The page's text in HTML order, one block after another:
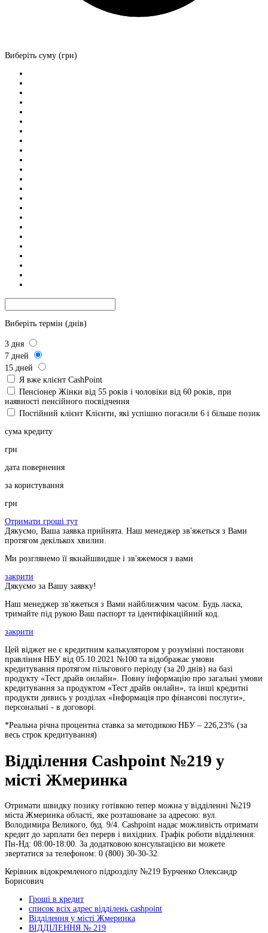
Виберіть суму (грн)
Виберіть термін (днів)
3 дня
7 дней
15 дней
Я вже клієнт CashPoint
Пенсіонер Жінки від 55 років і чоловіки від 60 років, при
наявності пенсійного посвідчення
Постійний клієнт Клієнти, які успішно погасили 6 і більше позик
сума кредиту
грн
дата повернення
за користування
грн
Отримати гроші тут
Дякуємо, Ваша заявка прийнята. Наш менеджер зв'яжеться з Вами
протягом декількох хвилин.
Ми розглянемо її якнайшвидше і зв'яжемося з вами
закрити
Дякуємо за Вашу заявку!
Наш менеджер зв'яжеться з Вами найближчим часом. Будь ласка,
тримайте під рукою Ваш паспорт та ідентифікаційний код.
закрити
Цей віджет не є кредитним калькулятором у розумінні постанови
правління НБУ від 05.10.2021 №100 та відображає умови
кредитування протягом пільгового періоду (за 20 днів) на базі
продукту «Тест драйв онлайн». Повну інформацію про загальні умови
кредитування за продуктом «Тест драйв онлайн», та інші кредитні
продукти дивись у розділах «Інформація про фінансові послуги»,
персональні - в договорі.
*Реальна річна процентна ставка за методикою НБУ – 226,23% (за
весь строк кредитування)
Відділення Cashpoint №219 у
місті Жмеринка
Отримати швидку позику готівкою тепер можна у відділенні №219
міста Жмеринка області, яке розташоване за адресою: вул.
Володимира Великого, буд. 9/4. Cashpoint надає можливість отримати
кредит до зарплати без перерв і вихідних. Графік роботи відділення:
Пн-Нд: 08:00-18:00. За додатковою консультацією ви можете
звертатися за телефоном: 0 (800) 30-30-32.
Керівник відокремленого підрозділу №219 Бурченко Олександр
Борисович
Гроші в кредит
список всіх адрес відділень cashpoint
Відділення у місті Жмеринка
ВІДДІЛЕННЯ № 219